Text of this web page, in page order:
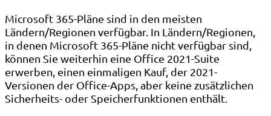
Microsoft 365-Pläne sind in den meisten
Ländern/Regionen verfügbar. In Ländern/Regionen,
in denen Microsoft 365-Pläne nicht verfügbar sind,
können Sie weiterhin eine Office 2021-Suite
erwerben, einen einmaligen Kauf, der 2021-
Versionen der Office-Apps, aber keine zusätzlichen
Sicherheits- oder Speicherfunktionen enthält.